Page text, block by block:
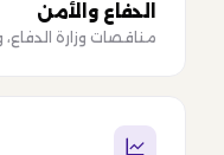
الدفاع والأمن
مناقصات وزارة الدفاع،